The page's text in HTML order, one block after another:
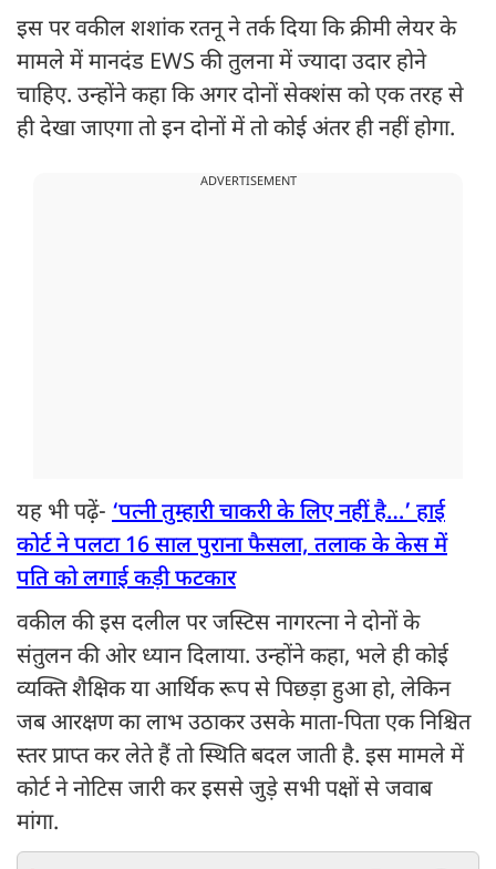
इस पर वकील शशांक रतनू ने तर्क दिया कि क्रीमी लेयर के
मामले में मानदंड EWS की तुलना में ज्यादा उदार होने
चाहिए. उन्होंने कहा कि अगर दोनों सेक्शंस को एक तरह से
ही देखा जाएगा तो इन दोनों में तो कोई अंतर ही नहीं होगा.
ADVERTISEMENT
यह भी पढ़़ें- ‘पत्नी तुम्हारी चाकरी के लिए नहीं है…’ हाई
कोर्ट ने पलटा 16 साल पुराना फैसला, तलाक के केस में
पति को लगाई कड़ी फटकार
वकील की इस दलील पर जस्टिस नागरत्ना ने दोनों के
संतुलन की ओर ध्यान दिलाया. उन्होंने कहा, भले ही कोई
व्यक्ति शैक्षिक या आर्थिक रूप से पिछड़ा हुआ हो, लेकिन
जब आरक्षण का लाभ उठाकर उसके माता-पिता एक निश्चित
स्तर प्राप्त कर लेते हैं तो स्थिति बदल जाती है. इस मामले में
कोर्ट ने नोटिस जारी कर इससे जुड़े सभी पक्षों से जवाब
मांगा.